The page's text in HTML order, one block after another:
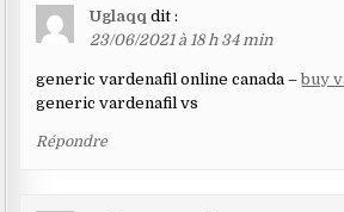
Uglaqq dit :
23/06/2021 à 18 h 34 min
generic vardenafil online canada –buy
generic vardenafil vs
Répondre